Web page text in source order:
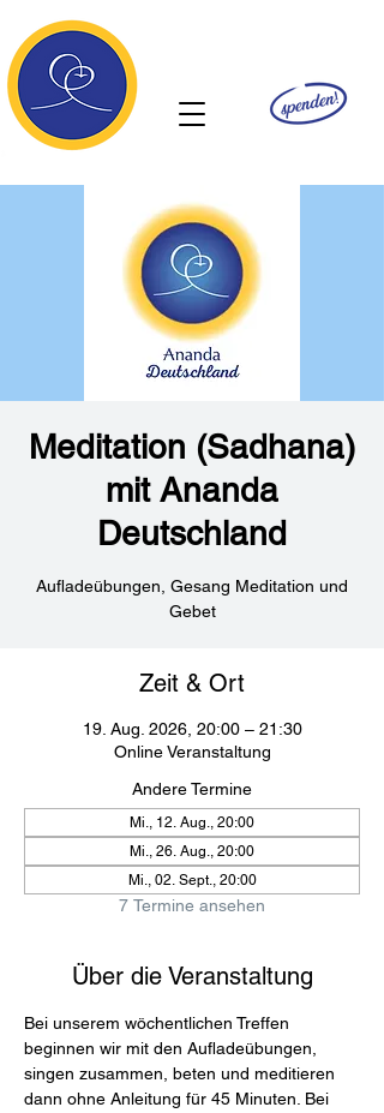
Meditation (Sadhana)
mit Ananda
Deutschland
Aufladeübungen, Gesang Meditation und
Gebet
Zeit & Ort
19. Aug. 2026, 20:00 – 21:30
Online Veranstaltung
Andere Termine
Mi., 12. Aug., 20:00
Mi., 26. Aug., 20:00
Mi., 02. Sept., 20:00
7 Termine ansehen
Über die Veranstaltung
Bei unserem wöchentlichen Treffen
beginnen wir mit den Aufladeübungen,
singen zusammen, beten und meditieren
dann ohne Anleitung für 45 Minuten. Bei